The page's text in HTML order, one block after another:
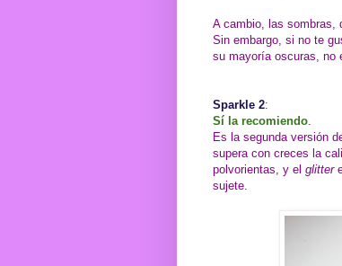
A cambio, las sombras,
Sin embargo, si no te
su mayoría oscuras, no
Sparkle 2:
Sí la recomiendo.
Es la segunda versión
supera con creces la
polvorientas, y el glitter
sujete.